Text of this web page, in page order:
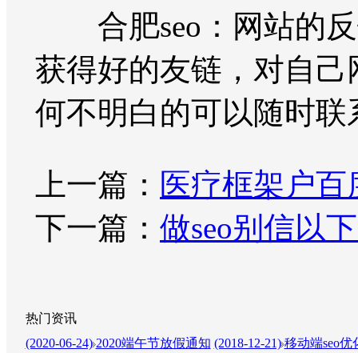
合肥seo：网站的反
获得好的友链，对自
何不明白的可以随时联
上一篇： 医疗框架户
下一篇： 做seo别信以
热门资讯
(2020-06-24) 2020端午节放假通知 (2018-12-21) 移动端seo优